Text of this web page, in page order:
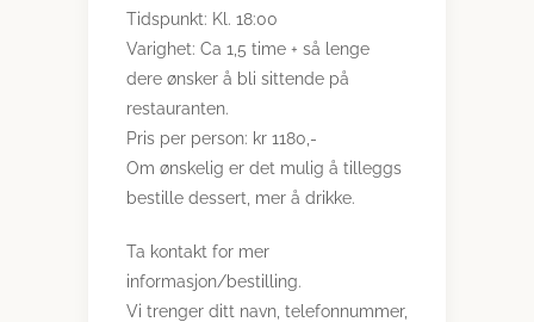
Tidspunkt: Kl. 18:00
Varighet: Ca 1,5 time + så lenge
dere ønsker å bli sittende på
restauranten.
Pris per person: kr 1180,-
Om ønskelig er det mulig å tilleggs
bestille dessert, mer å drikke.
Ta kontakt for mer
informasjon/bestilling.
Vi trenger ditt navn, telefonnummer,